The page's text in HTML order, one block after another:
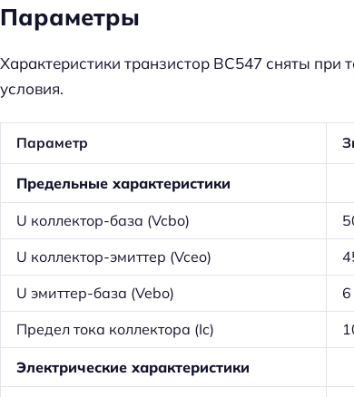
Параметры
Характеристики транзистор BC547 сняты при
условия.
Параметр
Предельные характеристики
U коллектор-база (Vcbo)
U коллектор-эмиттер (Vceo)
U эмиттер-база (Vebo)
6
Предел тока коллектора (Ic)
Электрические характеристики